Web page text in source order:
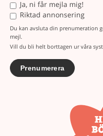
Ja, ni får mejla mig!
Riktad annonsering
Du kan avsluta din prenumeration
mejl.
Vill du bli helt borttagen ur våra